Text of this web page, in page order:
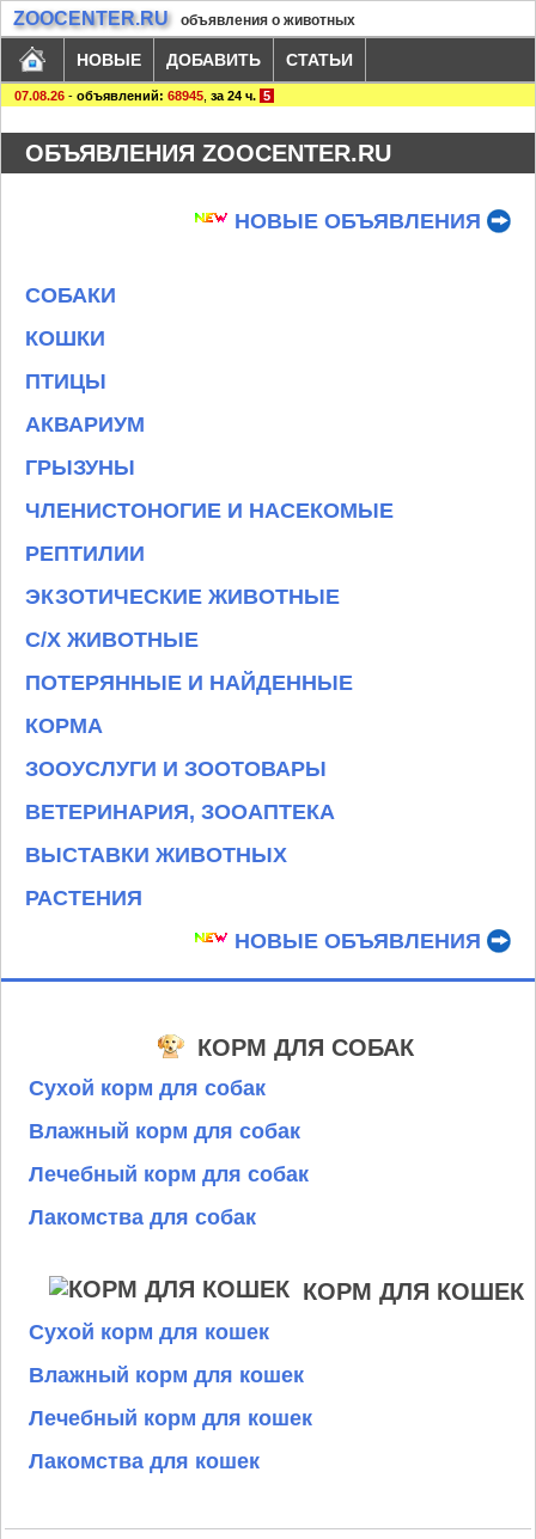
ZOOCENTER.RU объявления о животных
НОВЫЕ ДОБАВИТЬ СТАТЬИ
07.08.26 - объявлений: 68945 за 24 ч. 5
ОБЪЯВЛЕНИЯ ZOOCENTER.RU
НОВЫЕ ОБЪЯВЛЕНИЯ
СОБАКИ
КОШКИ
ПТИЦЫ
АКВАРИУМ
ГРЫЗУНЫ
ЧЛЕНИСТОНОГИЕ И НАСЕКОМЫЕ
РЕПТИЛИИ
ЭКЗОТИЧЕСКИЕ ЖИВОТНЫЕ
С/Х ЖИВОТНЫЕ
ПОТЕРЯННЫЕ И НАЙДЕННЫЕ
КОРМА
ЗООУСЛУГИ И ЗООТОВАРЫ
ВЕТЕРИНАРИЯ, ЗООАПТЕКА
ВЫСТАВКИ ЖИВОТНЫХ
РАСТЕНИЯ
НОВЫЕ ОБЪЯВЛЕНИЯ
КОРМ ДЛЯ СОБАК
Сухой корм для собак
Влажный корм для собак
Лечебный корм для собак
Лакомства для собак
КОРМ ДЛЯ КОШЕК
Сухой корм для кошек
Влажный корм для кошек
Лечебный корм для кошек
Лакомства для кошек